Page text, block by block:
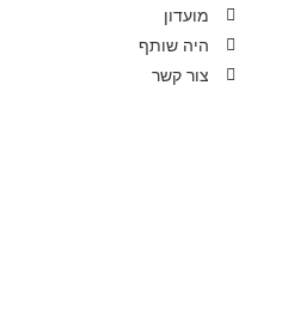
מועדון
היה שותף
צור קשר